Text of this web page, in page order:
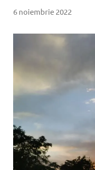
6 noiembrie 2022